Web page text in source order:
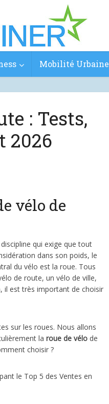
Mobilité Urbaine
: Tests,
2026
vélo de
qui exige que tout
dans son poids, le
du vélo est la roue. Tous
de route, un vélo de ville,
il est très important de choisir
sur les roues. Nous allons
la roue de vélo de
choisir ?
le Top 5 des Ventes en